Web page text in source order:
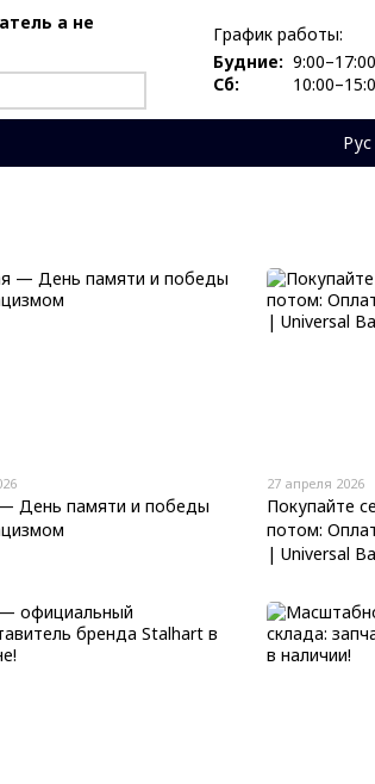
а не
График работы:
Будние: 9:00–17:00
Сб:
Рус
День памяти и победы
27 апреля 2026
Покупайте
потом:
| Universal